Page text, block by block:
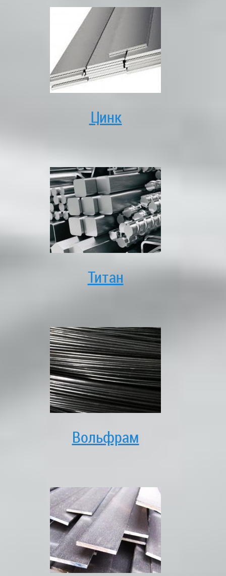
Цинк
Титан
Вольфрам